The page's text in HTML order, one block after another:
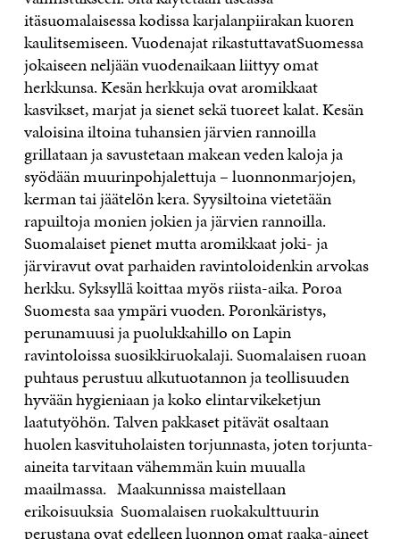
itäsuomalaisessa kodissa karjalanpiirakan kuoren
kaulitsemiseen. Vuodenajat rikastuttavatSuomessa
jokaiseen neljään vuodenaikaan liittyy omat
herkkunsa. Kesän herkkuja ovat aromikkaat
kasvikset, marjat ja sienet sekä tuoreet kalat. Kesän
valoisina iltoina tuhansien järvien rannoilla
grillataan ja savustetaan makean veden kaloja ja
syödään muurinpohjalettuja – luonnonmarjojen,
kerman tai jäätelön kera. Syysiltoina vietetään
rapuiltoja monien jokien ja järvien rannoilla.
Suomalaiset pienet mutta aromikkaat joki- ja
järviravut ovat parhaiden ravintoloidenkin arvokas
herkku. Syksyllä koittaa myös riista-aika. Poroa
Suomesta saa ympäri vuoden. Poronkäristys,
perunamuusi ja puolukkahillo on Lapin
ravintoloissa suosikkiruokalaji. Suomalaisen ruoan
puhtaus perustuu alkutuotannon ja teollisuuden
hyvään hygieniaan ja koko elintarvikeketjun
laatutyöhön. Talven pakkaset pitävät osaltaan
huolen kasvituholaisten torjunnasta, joten torjunta-
aineita tarvitaan vähemmän kuin muualla
maailmassa. Maakunnissa maistellaan
erikoisuuksia Suomalaisen ruokakulttuurin
perustana ovat edelleen luonnon omat raaka-aineet